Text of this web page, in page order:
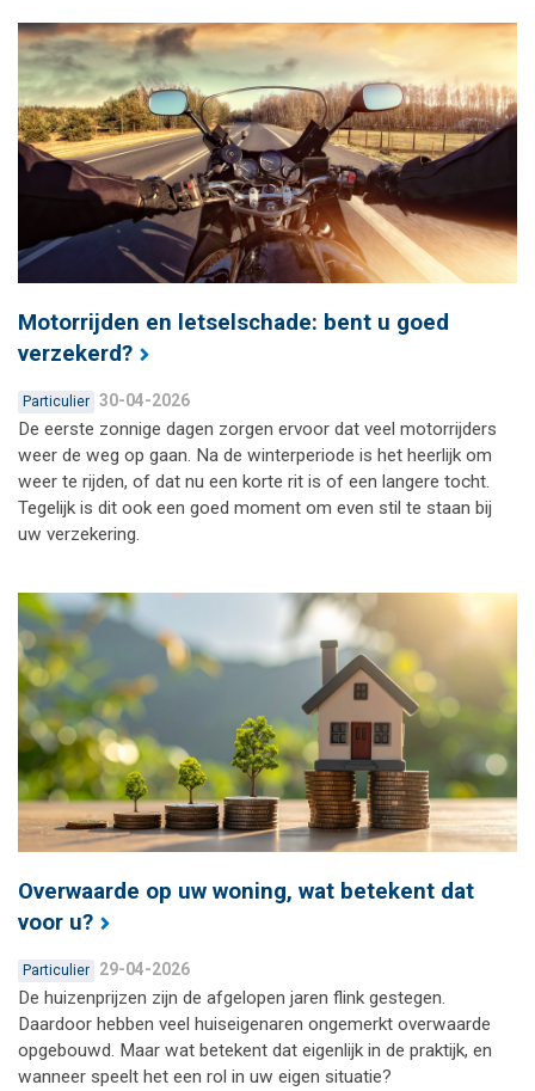
Motorrijden en letselschade: bent u goed
verzekerd?
Particulier 30-04-2026
De eerste zonnige dagen zorgen ervoor dat veel motorrijders
weer de weg op gaan. Na de winterperiode is het heerlijk om
weer te rijden, of dat nu een korte rit is of een langere tocht.
Tegelijk is dit ook een goed moment om even stil te staan bij
uw verzekering.
Overwaarde op uw woning, wat betekent dat
voor u?
Particulier 29-04-2026
De huizenprijzen zijn de afgelopen jaren flink gestegen.
Daardoor hebben veel huiseigenaren ongemerkt overwaarde
opgebouwd. Maar wat betekent dat eigenlijk in de praktijk, en
wanneer speelt het een rol in uw eigen situatie?